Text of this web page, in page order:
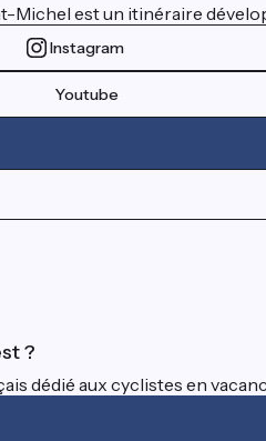
Michel est un itinéraire
Instagram
Youtube
?
dédié aux cyclistes en